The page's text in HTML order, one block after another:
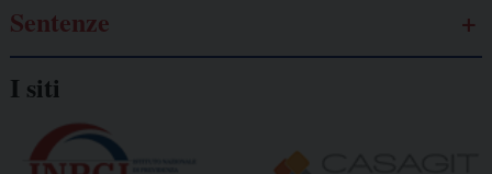
Sentenze
I siti